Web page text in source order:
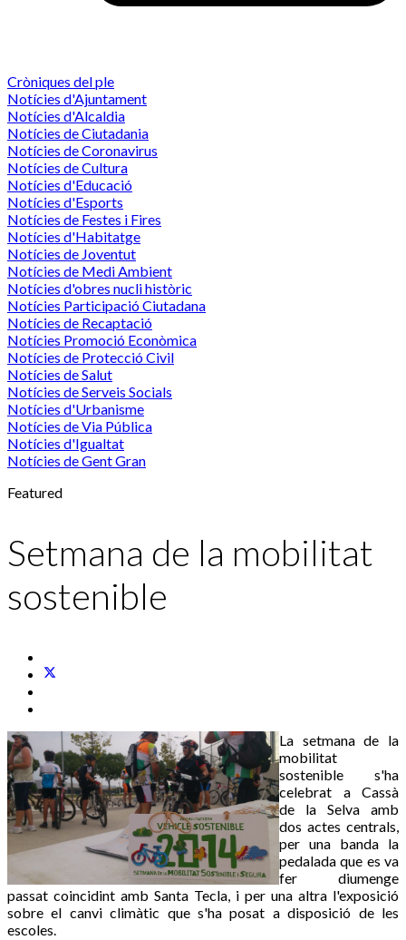
Cròniques del ple
Notícies d'Ajuntament
Notícies d'Alcaldia
Notícies de Ciutadania
Notícies de Coronavirus
Notícies de Cultura
Notícies d'Educació
Notícies d'Esports
Notícies de Festes i Fires
Notícies d'Habitatge
Notícies de Joventut
Notícies de Medi Ambient
Notícies d'obres nucli històric
Notícies Participació Ciutadana
Notícies de Recaptació
Notícies Promoció Econòmica
Notícies de Protecció Civil
Notícies de Salut
Notícies de Serveis Socials
Notícies d'Urbanisme
Notícies de Via Pública
Notícies d'Igualtat
Notícies de Gent Gran
Featured
Setmana de la mobilitat
sostenible
La setmana de la
mobilitat
sostenible s'ha
celebrat a Cassà
de la Selva amb
dos actes centrals,
per una banda la
pedalada que es va
fer diumenge
passat coincidint amb Santa Tecla, i per una altra l'exposició
sobre el canvi climàtic que s'ha posat a disposició de les
escoles.